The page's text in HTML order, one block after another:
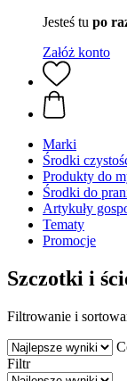
Jesteś tu po
Załóż konto
Marki
Środki
Produkty do
Środki do
Artykuły
Tematy
Promocje
Szczotki i
Filtrowanie i
Filtr